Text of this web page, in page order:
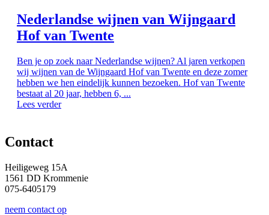
Nederlandse wijnen van Wijngaard
Hof van Twente
Ben je op zoek naar Nederlandse wijnen? Al jaren verkopen
wij wijnen van de Wijngaard Hof van Twente en deze zomer
hebben we hen eindelijk kunnen bezoeken. Hof van Twente
bestaat al 20 jaar, hebben 6, ...
Lees verder
Contact
Heiligeweg 15A
1561 DD Krommenie
075-6405179
neem contact op